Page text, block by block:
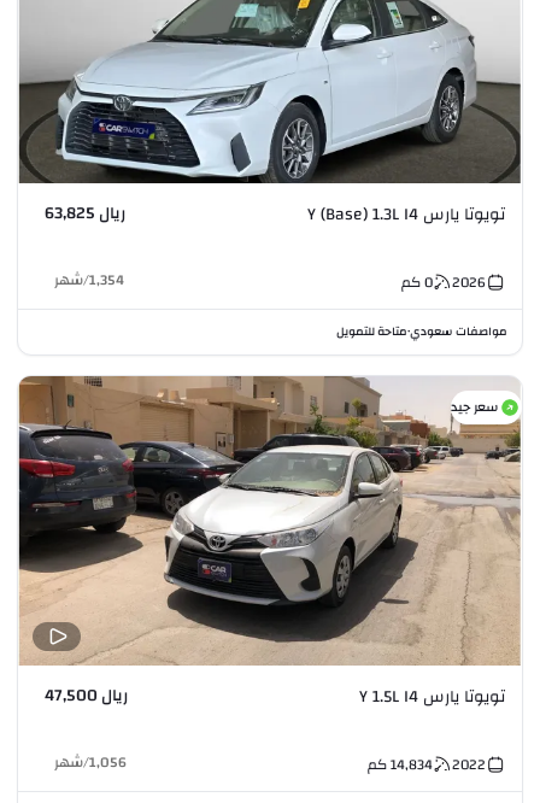
تويوتا يارس Y (Base) 1.3L I4 ريال 63,825
2026
0كم 1,354
/شهر
مواصفات سعودي•متاحة للتمويل
سعر جيد
تويوتا يارس Y 1.5L I4 ريال 47,500
2022
14,834كم 1,056
/شهر